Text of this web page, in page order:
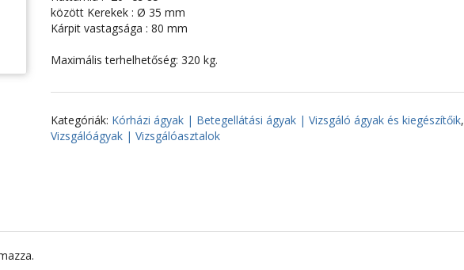
között Kerekek : Ø 35 mm
Kárpit vastagsága : 80 mm
Maximális terhelhetőség: 320 kg.
Kategóriák: Kórházi ágyak | Betegellátási ágyak | Vizsgáló ágyak és kiegészítőik,
Vizsgálóágyak | Vizsgálóasztalok